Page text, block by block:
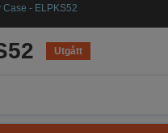
Case - ELPKS52
Utgått